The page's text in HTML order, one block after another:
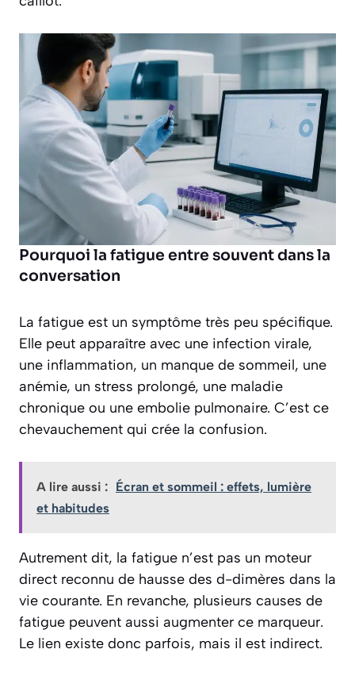
Pourquoi la fatigue entre souvent dans la
conversation
La fatigue est un symptôme très peu spécifique.
Elle peut apparaître avec une infection virale,
une inflammation, un manque de sommeil, une
anémie, un stress prolongé, une maladie
chronique ou une embolie pulmonaire. C’est ce
chevauchement qui crée la confusion.
A lire aussi : Écran et sommeil : effets, lumière
et habitudes
Autrement dit, la fatigue n’est pas un moteur
direct reconnu de hausse des d-dimères dans la
vie courante. En revanche, plusieurs causes de
fatigue peuvent aussi augmenter ce marqueur.
Le lien existe donc parfois, mais il est indirect.